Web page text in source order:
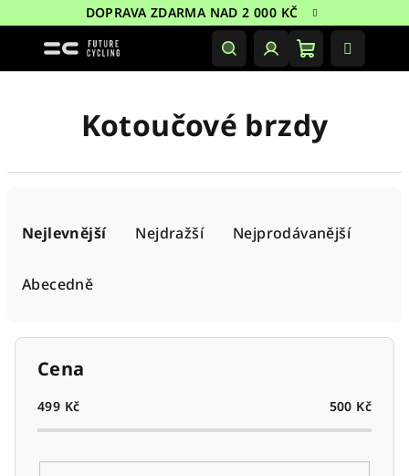
na
DOPRAVA ZDARMA NAD 2 000 KČ
HledatPřihlášeníNákupní
Kotoučové brzdy
Nejlevnější Nejdražší Nejprodávanější
Abecedně
Cena
499 Kč 500 Kč